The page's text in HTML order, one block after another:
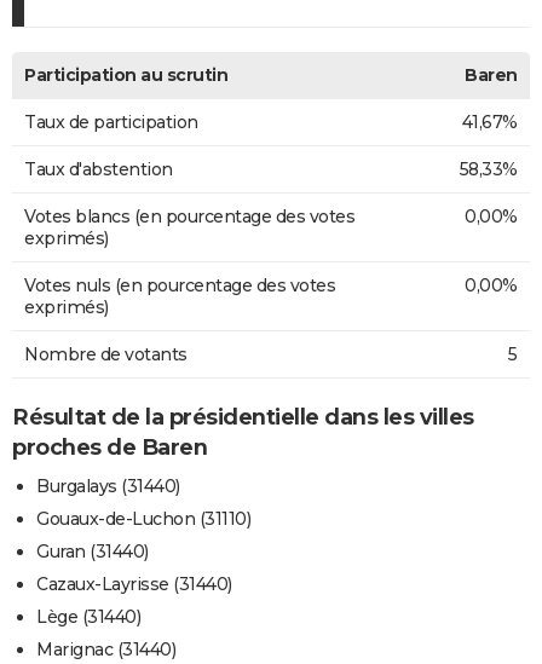
Participation au scrutin Baren
Taux de participation 41,67%
Taux d'abstention 58,33%
Votes blancs (en pourcentage des votes
exprimés)
0,00%
Votes nuls (en pourcentage des votes
exprimés)
0,00%
Nombre de votants 5
Résultat de la présidentielle dans les villes
proches de Baren
Burgalays (31440)
Gouaux-de-Luchon (31110)
Guran (31440)
Cazaux-Layrisse (31440)
Lège (31440)
Marignac (31440)